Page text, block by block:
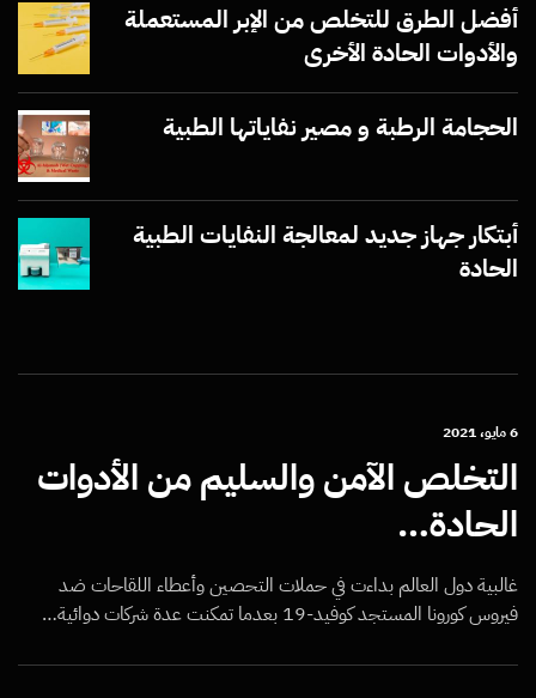
أفضل الطرق للتخلص من الإبر المستعملة
والأدوات الحادة الأخرى
الحجامة الرطبة و مصير نفاياتها الطبية
أبتكار جهاز جديد لمعالجة النفايات الطبية
الحادة
6 مايو، 2021
التخلص الآمن والسليم من الأدوات
الحادة…
غالبية دول العالم بداءت في حملات التحصين وأعطاء اللقاحات ضد
فيروس كورونا المستجد كوفيد-19 بعدما تمكنت عدة شركات دوائية…